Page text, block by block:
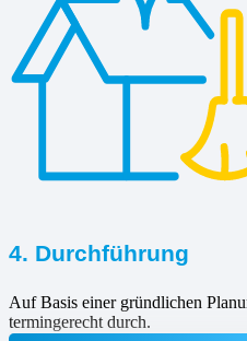
4. Durchführung
Auf Basis einer gründlichen
termingerecht durch.